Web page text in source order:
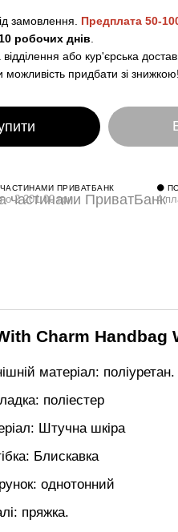
замовлення. Предплата 50-
робочих днів
або кур'єрська
придбати зі знижкою!
ПРИВАТБАНК
2 201.00 грн
⚫
4
Charm Handbag
матеріал: поліуретан.
поліестер
Штучна шкіра
Блискавка
однотонний
пряжка.